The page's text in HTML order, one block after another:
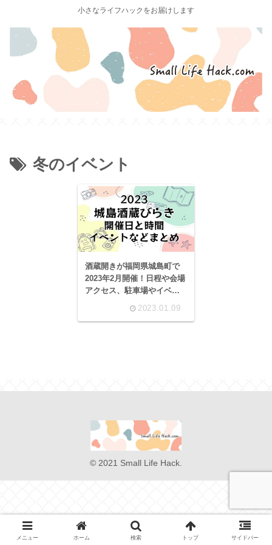
小さなライフハックをお届けします
冬のイベント
酒蔵開きが福岡県城島町で
2023年2月開催！日程や会場
アクセス、駐車場やイベン
2023.01.09
© 2021 Small Life Hack.
メニュー ホーム 検索 トップ サイドバー